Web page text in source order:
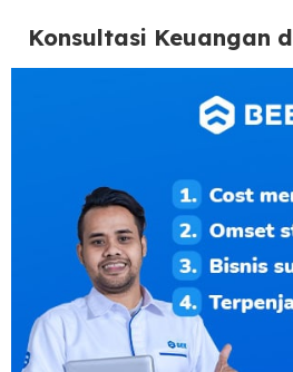
Konsultasi Keuangan